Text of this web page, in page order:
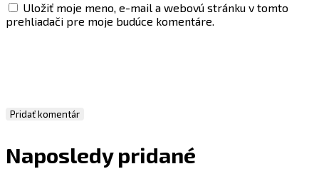
Uložiť moje meno, e-mail a webovú stránku v tomto
prehliadači pre moje budúce komentáre.
Naposledy pridané